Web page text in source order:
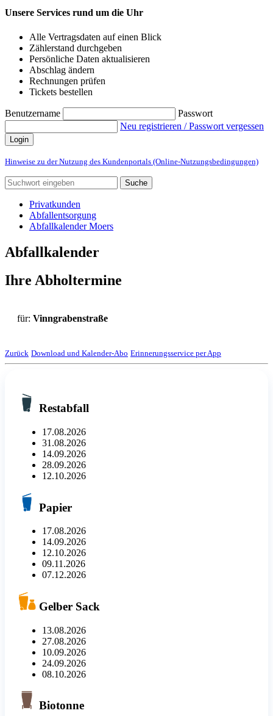
Unsere Services rund um die Uhr
Alle Vertragsdaten auf einen Blick
Zählerstand durchgeben
Persönliche Daten aktualisieren
Abschlag ändern
Rechnungen prüfen
Tickets bestellen
Benutzername
Passwort
Neu registrieren / Passwort vergessen
Login
Hinweise zu der Nutzung des Kundenportals (Online-Nutzungsbedingungen)
Suche
Privatkunden
Abfallentsorgung
Abfallkalender Moers
Abfallkalender
Ihre Abholtermine
für: Vinngrabenstraße
Zurück Download und Kalender-Abo Erinnerungsservice per App
Restabfall
17.08.2026
31.08.2026
14.09.2026
28.09.2026
12.10.2026
Papier
17.08.2026
14.09.2026
12.10.2026
09.11.2026
07.12.2026
Gelber Sack
13.08.2026
27.08.2026
10.09.2026
24.09.2026
08.10.2026
Biotonne